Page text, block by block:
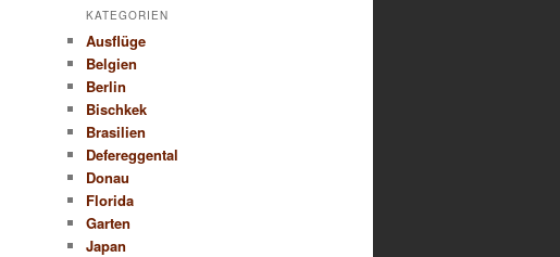
KATEGORIEN
Ausflüge
Belgien
Berlin
Bischkek
Brasilien
Defereggental
Donau
Florida
Garten
Japan